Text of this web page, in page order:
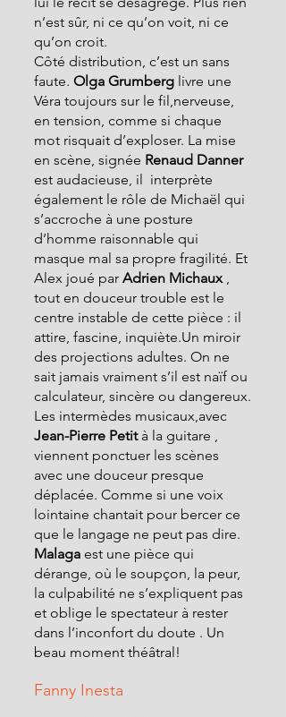
n’est sûr, ni ce qu’on voit, ni ce
qu’on croit.
Côté distribution, c’est un sans
faute. Olga Grumberg livre une
Véra toujours sur le fil,nerveuse,
en tension, comme si chaque
mot risquait d’exploser. La mise
en scène, signée Renaud Danner
est audacieuse, il  interprète
également le rôle de Michaël qui
s’accroche à une posture
d’homme raisonnable qui
masque mal sa propre fragilité. Et
Alex joué par Adrien Michaux
tout en douceur trouble est le
centre instable de cette pièce : il
attire, fascine, inquiète.Un miroir
des projections adultes. On ne
sait jamais vraiment s’il est naïf ou
calculateur, sincère ou dangereux.
Les intermèdes musicaux,avec
Jean-Pierre Petit à la guitare ,
viennent ponctuer les scènes
avec une douceur presque
déplacée. Comme si une voix
lointaine chantait pour bercer ce
que le langage ne peut pas dire.
Malaga est une pièce qui
dérange, où le soupçon, la peur,
la culpabilité ne s’expliquent pas
et oblige le spectateur à rester
dans l’inconfort du doute . Un
beau moment théâtral!
Fanny Inesta